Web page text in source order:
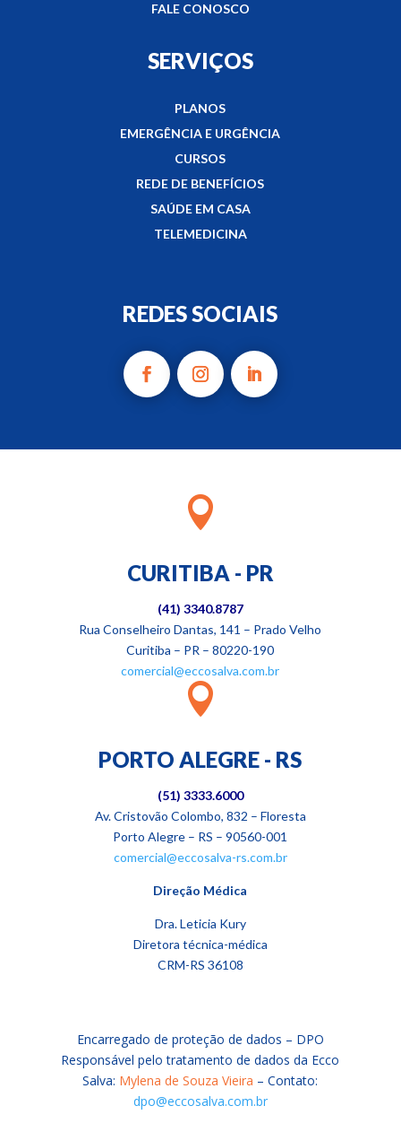
FALE CONOSCO
SERVIÇOS
PLANOS
EMERGÊNCIA E URGÊNCIA
CURSOS
REDE DE BENEFÍCIOS
SAÚDE EM CASA
TELEMEDICINA
REDES SOCIAIS

CURITIBA - PR
(41) 3340.8787
Rua Conselheiro Dantas, 141 – Prado Velho
Curitiba – PR – 80220-190
comercial@eccosalva.com.br

PORTO ALEGRE - RS
(51) 3333.6000
Av. Cristovão Colombo, 832 – Floresta
Porto Alegre – RS – 90560-001
comercial@eccosalva-rs.com.br
Direção Médica
Dra.Leticia Kury
Diretora técnica-médica
CRM-RS 36108
Encarregado de proteção de dados – DPO
Responsável pelo tratamento de dados da Ecco
Salva: Mylena de Souza Vieira – Contato:
dpo@eccosalva.com.br